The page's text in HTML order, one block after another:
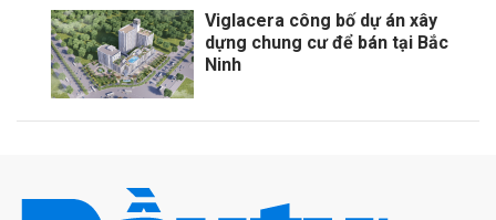
Viglacera công bố dự án xây
dựng chung cư để bán tại Bắc
Ninh